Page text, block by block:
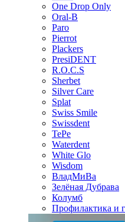
One Drop Only
Oral-B
Paro
Pierrot
Plackers
PresiDENT
R.O.C.S
Sherbet
Silver Care
Splat
Swiss Smile
Swissdent
TePe
Waterdent
White Glo
Wisdom
ВладМиВа
Зелёная Дубрава
Колумб
Профилактика и